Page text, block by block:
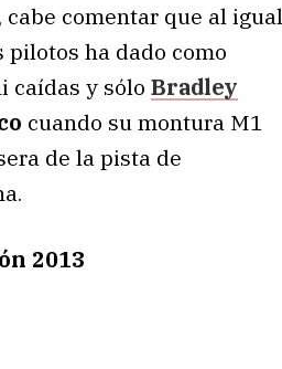
comentar que al igual
pilotos ha dado como
caídas y sólo Bradley
cuando su montura M1
de la pista de
2013